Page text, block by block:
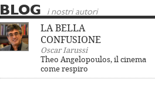
BLOG i nostri autori
LA BELLA
CONFUSIONE
Oscar Iarussi
Theo Angelopoulos, il cinema
come respiro